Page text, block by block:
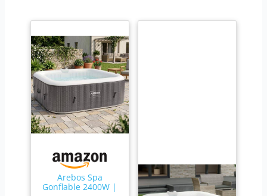
Arebos Spa
Gonflable 2400W |